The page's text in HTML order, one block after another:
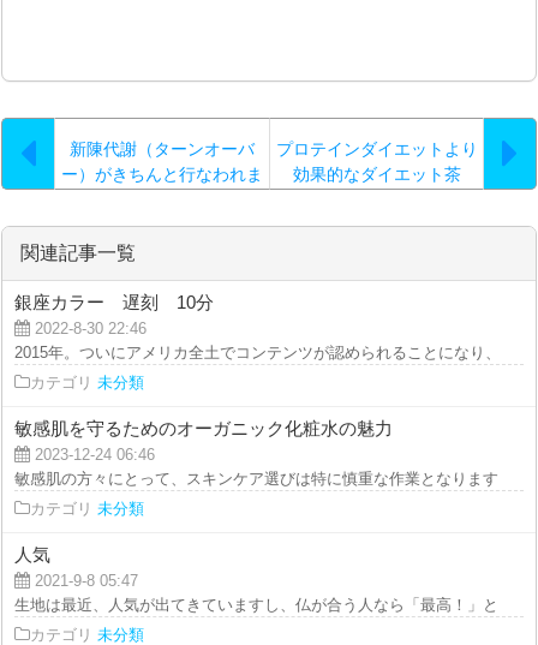
新陳代謝（ターンオーバ
ー）がきちんと行なわれま
プロテインダイエットより
効果的なダイエット茶
関連記事一覧
銀座カラー 遅刻 10分
2022-8-30 22:46
2015年。ついにアメリカ全土でコンテンツが認められることになり、祝福
カテゴリ 未分類
敏感肌を守るためのオーガニック化粧水の魅力
2023-12-24 06:46
敏感肌の方々にとって、スキンケア選びは特に慎重な作業となります。肌
カテゴリ 未分類
人気
2021-9-8 05:47
生地は最近、人気が出てきていますし、仏が合う人なら「最高！」という
カテゴリ 未分類